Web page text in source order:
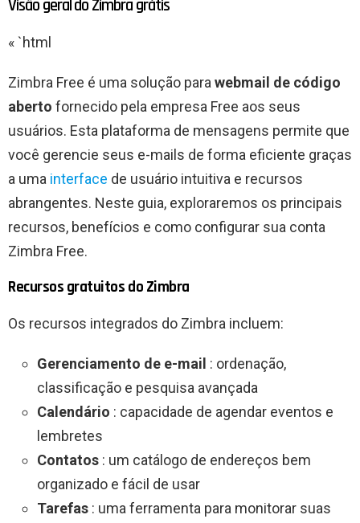
Visão geral do Zimbra grátis
« `html
Zimbra Free é uma solução parawebmail de código
aberto fornecido pela empresa Free aos seus
usuários. Esta plataforma de mensagens permite que
você gerencie seus e-mails de forma eficiente graças
a uma interface de usuário intuitiva e recursos
abrangentes. Neste guia, exploraremos os principais
recursos, benefícios e como configurar sua conta
Zimbra Free.
Recursos gratuitos do Zimbra
Os recursos integrados do Zimbra incluem:
Gerenciamento de e-mail : ordenação,
classificação e pesquisa avançada
Calendário : capacidade de agendar eventos e
lembretes
Contatos : um catálogo de endereços bem
organizado e fácil de usar
Tarefas : uma ferramenta para monitorar suas